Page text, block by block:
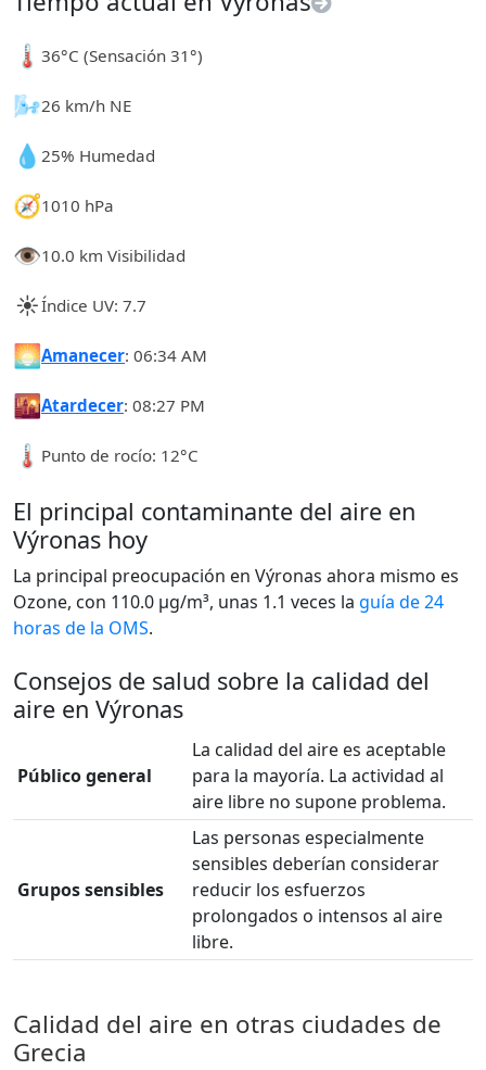
🌡️36°C (Sensación 31°)
🌬️26 km/h NE
💧25% Humedad
🧭1010 hPa
👁️10.0 km Visibilidad
☀️Índice UV: 7.7
🌅Amanecer: 06:34 AM
🌇Atardecer: 08:27 PM
🌡️ Punto de rocío: 12°C
El principal contaminante del aire en
Výronas hoy
La principal preocupación en Výronas ahora mismo es
Ozone, con 110.0 µg/m³, unas 1.1 veces la guía de 24
horas de la OMS.
Consejos de salud sobre la calidad del
aire en Výronas
Público general
La calidad del aire es aceptable
para la mayoría. La actividad al
aire libre no supone problema.
Grupos sensibles
Las personas especialmente
sensibles deberían considerar
reducir los esfuerzos
prolongados o intensos al aire
libre.
Calidad del aire en otras ciudades de
Grecia